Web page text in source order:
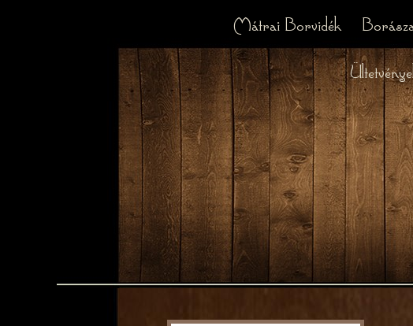
Mátrai Borvidék